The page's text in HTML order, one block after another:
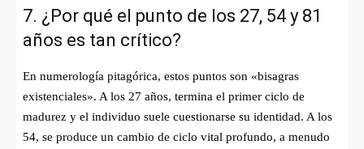
7. ¿Por qué el punto de los 27, 54 y 81
años es tan crítico?
En numerología pitagórica, estos puntos son «bisagras
existenciales». A los 27 años, termina el primer ciclo de
madurez y el individuo suele cuestionarse su identidad. A los
54, se produce un cambio de ciclo vital profundo, a menudo